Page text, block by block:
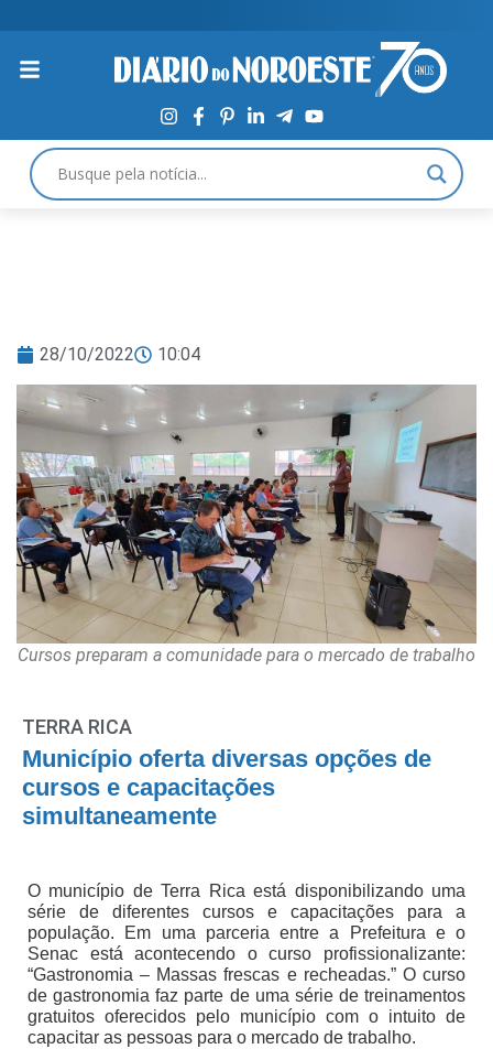
28/10/2022 10:04
Cursos preparam a comunidade para o mercado de trabalho
TERRA RICA
Município oferta diversas opções de
cursos e capacitações
simultaneamente
O município de Terra Rica está disponibilizando uma
série de diferentes cursos e capacitações para a
população. Em uma parceria entre a Prefeitura e o
Senac está acontecendo o curso profissionalizante:
“Gastronomia – Massas frescas e recheadas.” O curso
de gastronomia faz parte de uma série de treinamentos
gratuitos oferecidos pelo município com o intuito de
capacitar as pessoas para o mercado de trabalho.